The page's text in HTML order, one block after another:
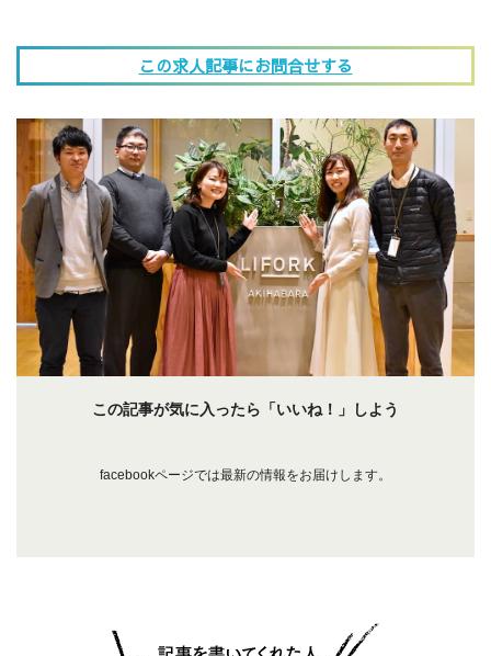
この求人記事にお問合せする
この記事が気に入ったら「いいね！」しよう
facebookページでは最新の情報をお届けします。